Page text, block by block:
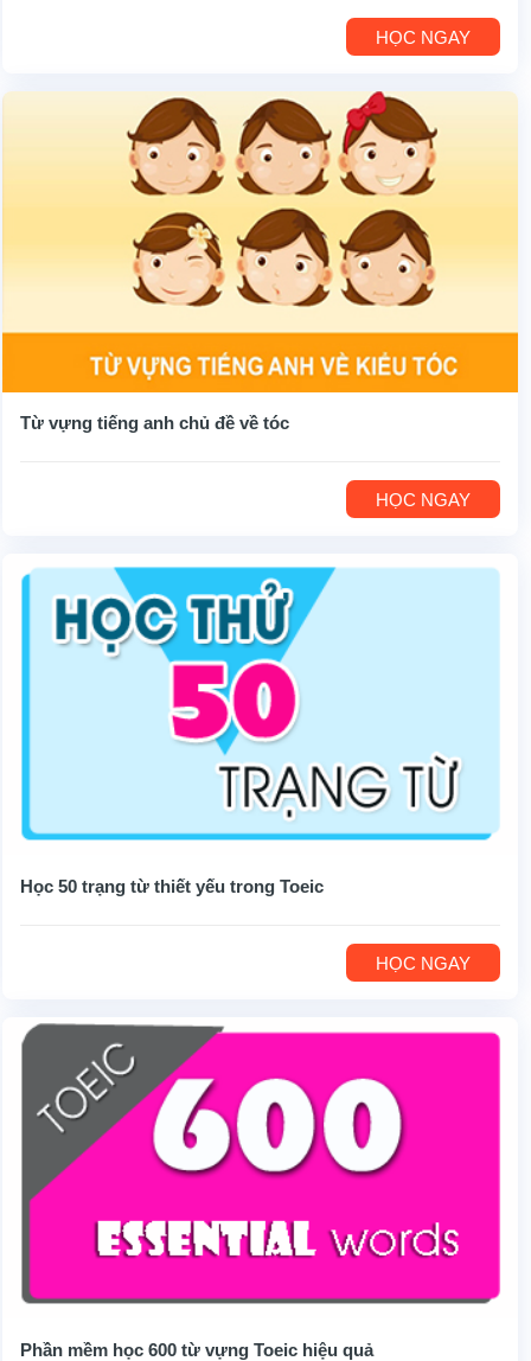
HỌC NGAY
Từ vựng tiếng anh chủ đề về tóc
HỌC NGAY
Học 50 trạng từ thiết yếu trong Toeic
HỌC NGAY
Phần mềm học 600 từ vựng Toeic hiệu quả